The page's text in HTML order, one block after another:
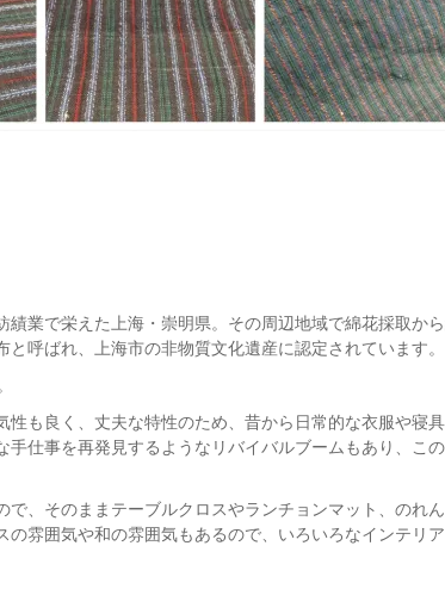
績業で栄えた上海・崇明県。その周辺地域で綿花採取か
呼ばれ、上海市の非物質文化遺産に認定されています。
性も良く、丈夫な特性のため、昔から日常的な衣服や寝
手仕事を再発見するようなリバイバルブームもあり、こ
、そのままテーブルクロスやランチョンマット、のれ
雰囲気や和の雰囲気もあるので、いろいろなインテリ